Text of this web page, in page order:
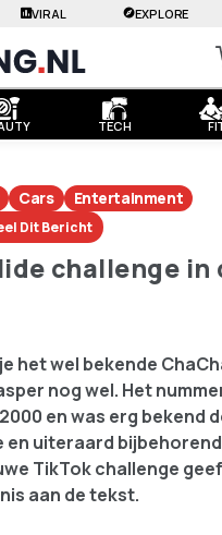
TECH
VIRAL EXPLORE
Cars Entertainment
Dit Bericht
challenge in
het wel bekende
nog wel. Het
en was erg bekend
uiteraard
TikTok challenge
aan de tekst.